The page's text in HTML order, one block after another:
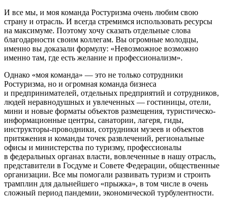
И все мы, и моя команда Ростуризма очень любим свою
страну и отрасль. И всегда стремимся использовать ресурсы
на максимуме. Поэтому хочу сказать отдельные слова
благодарности своим коллегам. Вы огромные молодцы,
именно вы доказали формулу: «Невозможное возможно
именно там, где есть желание и профессионализм».
Однако «моя команда» — это не только сотрудники
Ростуризма, но и огромная команда бизнеса
и предпринимателей, отдельных предприятий и сотрудников,
людей неравнодушных и увлеченных — гостиницы, отели,
мини и новые форматы объектов размещения, туристическо-
информационные центры, санатории, лагеря, гиды,
инструкторы-проводники, сотрудники музеев и объектов
притяжения и команды точек развлечений, региональные
офисы и министерства по туризму, профессионалы
в федеральных органах власти, вовлеченные в нашу отрасль,
представители в Госдуме и Совете Федерации, общественные
организации. Все мы помогали развивать туризм и строить
трамплин для дальнейшего «прыжка», в том числе в очень
сложный период пандемии, экономической турбулентности.